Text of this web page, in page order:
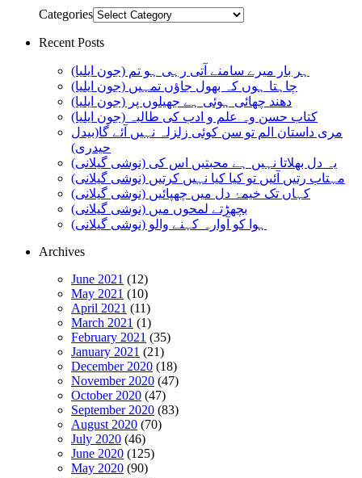
Categories
Recent Posts
ہر بار میرے سامنے آتی رہی ہو تم (جون ایلیا)
چاہتا ہوں کہ بھول جاؤں تمہیں (جون ایلیا)
دھند چھائی ہوئی ہے جھیلوں پر (جون ایلیا)
کتاب حسن وہ علم و ادب کی طالبہ (جون ایلیا)
مری داستان الم تو سن کوئی زلزلہ نہیں آئے گا(بیدل
حیدری)
یہ دل بھلاتا نہیں ہے محبتیں اس کی (نوشی گیلانی)
مہتاب رتیں آئیں تو کیا کیا نہیں کرتیں (نوشی گیلانی)
کہاں تک خیمۂ دل میں چھپائیں (نوشی گیلانی)
بچھڑتے لمحوں میں (نوشی گیلانی)
ہوا کو آوارہ کہنے والو (نوشی گیلانی)
Archives
June 2021 (12)
May 2021 (10)
April 2021 (11)
March 2021 (1)
February 2021 (35)
January 2021 (21)
December 2020 (18)
November 2020 (47)
October 2020 (47)
September 2020 (83)
August 2020 (70)
July 2020 (46)
June 2020 (125)
May 2020 (90)